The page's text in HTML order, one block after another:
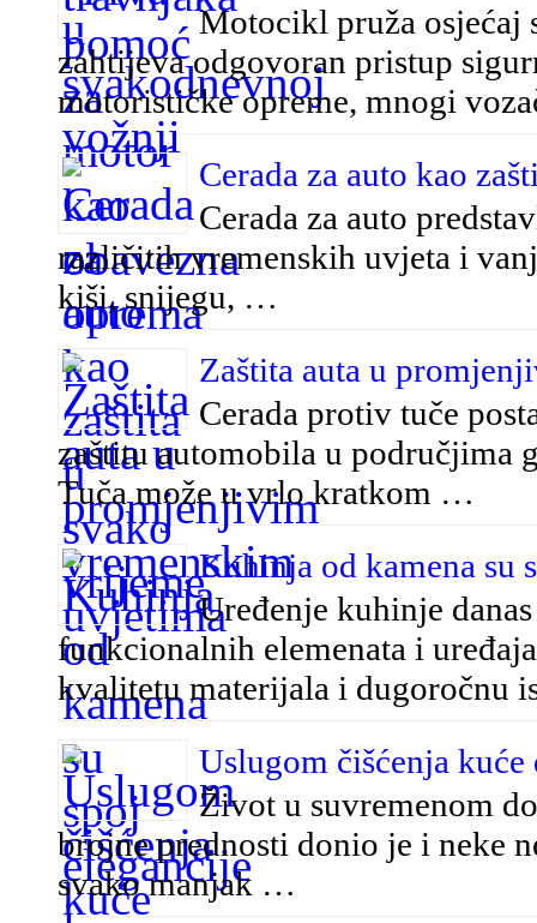
Motocikl pruža osjećaj
zahtijeva odgovoran pristup
motorističke opreme, mnogi
Cerada za auto kao
Cerada za auto
različitih vremenskih uvjeta i
kiši, snijegu, …
Zaštita auta u
Cerada protiv tuče
zaštitu automobila u područjima
Tuča može u vrlo kratkom …
Kuhinja od kamena su
Uređenje kuhinje
funkcionalnih elemenata i
kvalitetu materijala i dugoročnu
Uslugom čišćenja kuće
Život u suvremenom
brojne prednosti donio je i neke
svako manjak …